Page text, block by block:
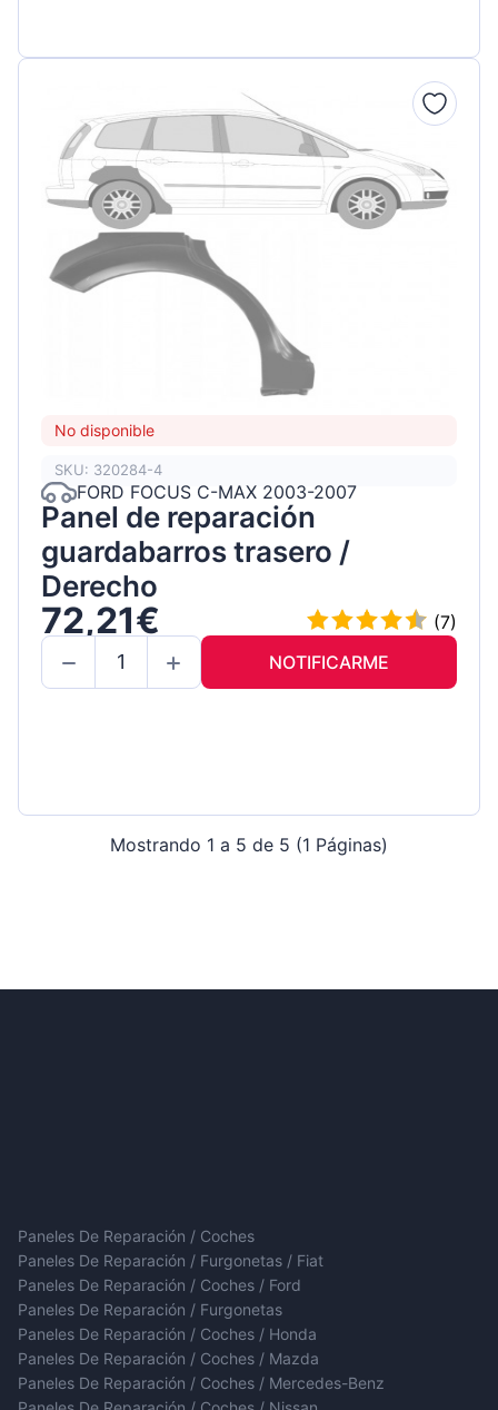
No disponible
SKU: 320284-4
FORD FOCUS C-MAX 2003-2007
Panel de reparación
guardabarros trasero /
Derecho
72,21€
(7)
NOTIFICARME
Mostrando 1 a 5 de 5 (1 Páginas)
Paneles De Reparación / Coches
Paneles De Reparación / Furgonetas / Fiat
Paneles De Reparación / Coches / Ford
Paneles De Reparación / Furgonetas
Paneles De Reparación / Coches / Honda
Paneles De Reparación / Coches / Mazda
Paneles De Reparación / Coches / Mercedes-Benz